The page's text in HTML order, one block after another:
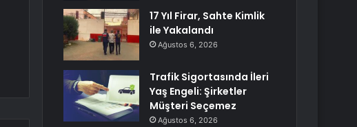
17 Yıl Firar, Sahte Kimlik
ile Yakalandı
Ağustos 6, 2026
Trafik Sigortasında İleri
Yaş Engeli: Şirketler
Müşteri Seçemez
Ağustos 6, 2026